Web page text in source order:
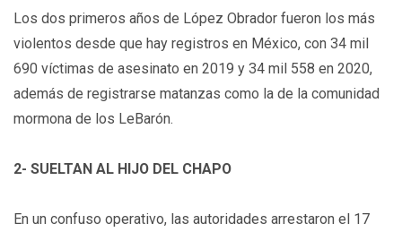
Los dos primeros años de López Obrador fueron los más
violentos desde que hay registros en México, con 34 mil
690 víctimas de asesinato en 2019 y 34 mil 558 en 2020,
además de registrarse matanzas como la de la comunidad
mormona de los LeBarón.
2- SUELTAN AL HIJO DEL CHAPO
En un confuso operativo, las autoridades arrestaron el 17